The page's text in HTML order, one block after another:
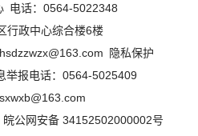
电话：0564-5022348
行政中心综合楼6楼
隐私保护
举报电话：0564-5025409
皖公网安备 34152502000002号